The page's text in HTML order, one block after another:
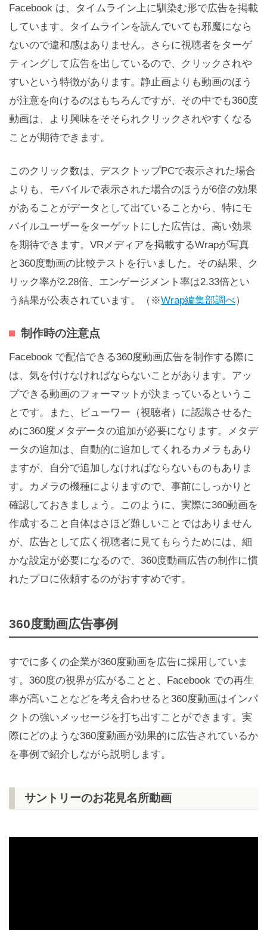
Facebook は、タイムライン上に馴染む形で広告を掲載
しています。タイムラインを読んでいても邪魔になら
ないので違和感はありません。さらに視聴者をターゲ
ティングして広告を出しているので、クリックされや
すいという特徴があります。静止画よりも動画のほう
が注意を向けるのはもちろんですが、その中でも360度
動画は、より興味をそそられクリックされやすくなる
ことが期待できます。
このクリック数は、デスクトップPCで表示された場合
よりも、モバイルで表示された場合のほうが6倍の効果
があることがデータとして出ていることから、特にモ
バイルユーザーをターゲットにした広告は、高い効果
を期待できます。VRメディアを掲載するWrapが写真
と360度動画の比較テストを行いました。その結果、ク
リック率が2.28倍、エンゲージメント率は2.33倍とい
う結果が公表されています。（※Wrap編集部調べ）
制作時の注意点
Facebook で配信できる360度動画広告を制作する際に
は、気を付けなければならないことがあります。アッ
プできる動画のフォーマットが決まっているというこ
とです。また、ビューワー（視聴者）に認識させるた
めに360度メタデータの追加が必要になります。メタデ
ータの追加は、自動的に追加してくれるカメラもあり
ますが、自分で追加しなければならないものもありま
す。カメラの機種によりますので、事前にしっかりと
確認しておきましょう。このように、実際に360動画を
作成すること自体はさほど難しいことではありません
が、広告として広く視聴者に見てもらうためには、細
かな設定が必要になるので、360度動画広告の制作に慣
れたプロに依頼するのがおすすめです。
360度動画広告事例
すでに多くの企業が360度動画を広告に採用していま
す。360度の視界が広がることと、Facebook での再生
率が高いことなどを考え合わせると360度動画はインパ
クトの強いメッセージを打ち出すことができます。実
際にどのような360度動画が効果的に広告されているか
を事例で紹介しながら説明します。
サントリーのお花見名所動画